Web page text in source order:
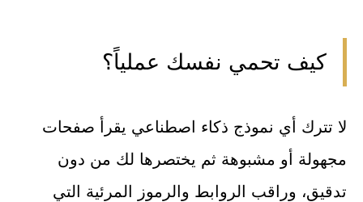
كيف تحمي نفسك عملياً؟
لا تترك أي نموذج ذكاء اصطناعي يقرأ صفحات
مجهولة أو مشبوهة ثم يختصرها لك من دون
تدقيق، وراقب الروابط والرموز المرئية التي